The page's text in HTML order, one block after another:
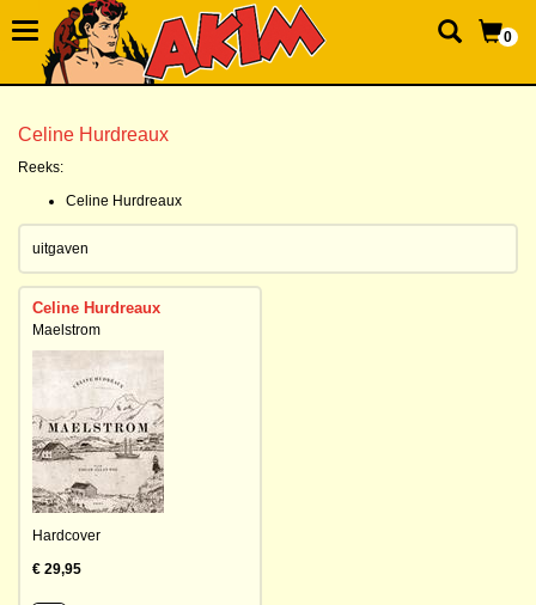
0
Celine Hurdreaux
Reeks:
Celine Hurdreaux
uitgaven
Celine Hurdreaux
Maelstrom
Hardcover
€ 29,95